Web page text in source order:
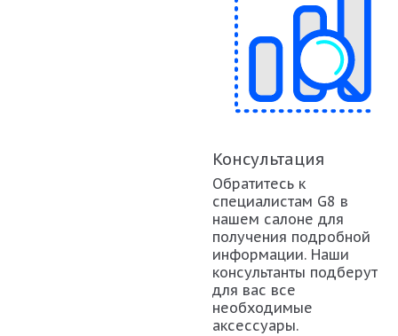
Консультация
Обратитесь к
специалистам G8 в
нашем салоне для
получения подробной
информации. Наши
консультанты подберут
для вас все
необходимые
аксессуары.